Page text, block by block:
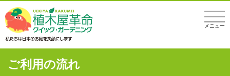
メニュー
ご利用の流れ